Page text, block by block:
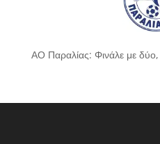
ΑΟ Παραλίας: Φινάλε με